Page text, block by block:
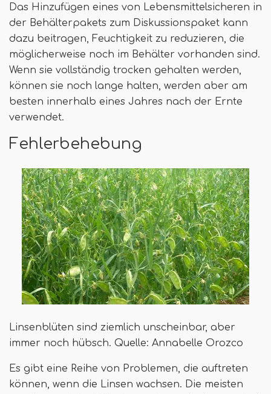
Das Hinzufügen eines von Lebensmittelsicheren in
der Behälterpakets zum Diskussionspaket kann
dazu beitragen, Feuchtigkeit zu reduzieren, die
möglicherweise noch im Behälter vorhanden sind.
Wenn sie vollständig trocken gehalten werden,
können sie noch lange halten, werden aber am
besten innerhalb eines Jahres nach der Ernte
verwendet.
Fehlerbehebung
Linsenblüten sind ziemlich unscheinbar, aber
immer noch hübsch. Quelle: Annabelle Orozco
Es gibt eine Reihe von Problemen, die auftreten
können, wenn die Linsen wachsen. Die meisten